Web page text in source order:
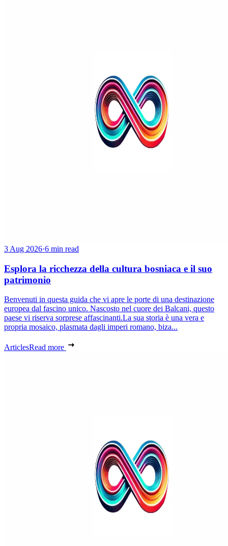
3 Aug 2026·6 min read
Esplora la ricchezza della cultura bosniaca e il suo
patrimonio
Benvenuti in questa guida che vi apre le porte di una destinazione
europea dal fascino unico. Nascosto nel cuore dei Balcani, questo
paese vi riserva sorprese affascinanti.La sua storia è una vera e
propria mosaico, plasmata dagli imperi romano, biza...
ArticlesRead more